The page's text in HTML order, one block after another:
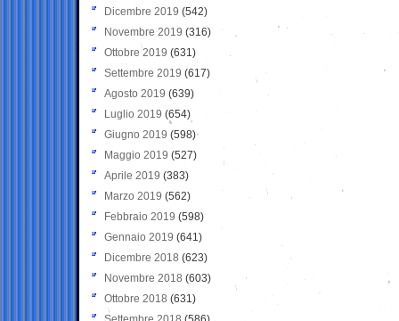
Dicembre 2019 (542)
Novembre 2019 (316)
Ottobre 2019 (631)
Settembre 2019 (617)
Agosto 2019 (639)
Luglio 2019 (654)
Giugno 2019 (598)
Maggio 2019 (527)
Aprile 2019 (383)
Marzo 2019 (562)
Febbraio 2019 (598)
Gennaio 2019 (641)
Dicembre 2018 (623)
Novembre 2018 (603)
Ottobre 2018 (631)